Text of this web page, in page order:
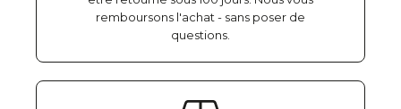
remboursons l'achat - sans poser de
questions.